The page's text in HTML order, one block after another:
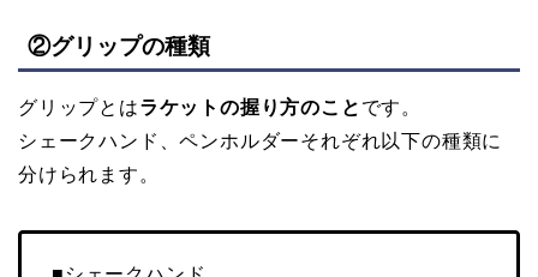
②グリップの種類
グリップとはラケットの握り方のこと です。
シェークハンド、ペンホルダーそれぞれ以下の種類に
分けられます。